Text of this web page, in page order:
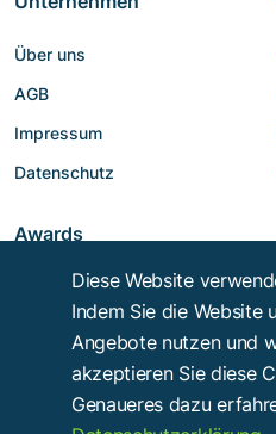
Über uns
AGB
Impressum
Datenschutz
Awards
Diese Website
Indem Sie die Website
Angebote nutzen und
akzeptieren Sie diese
Genaueres dazu